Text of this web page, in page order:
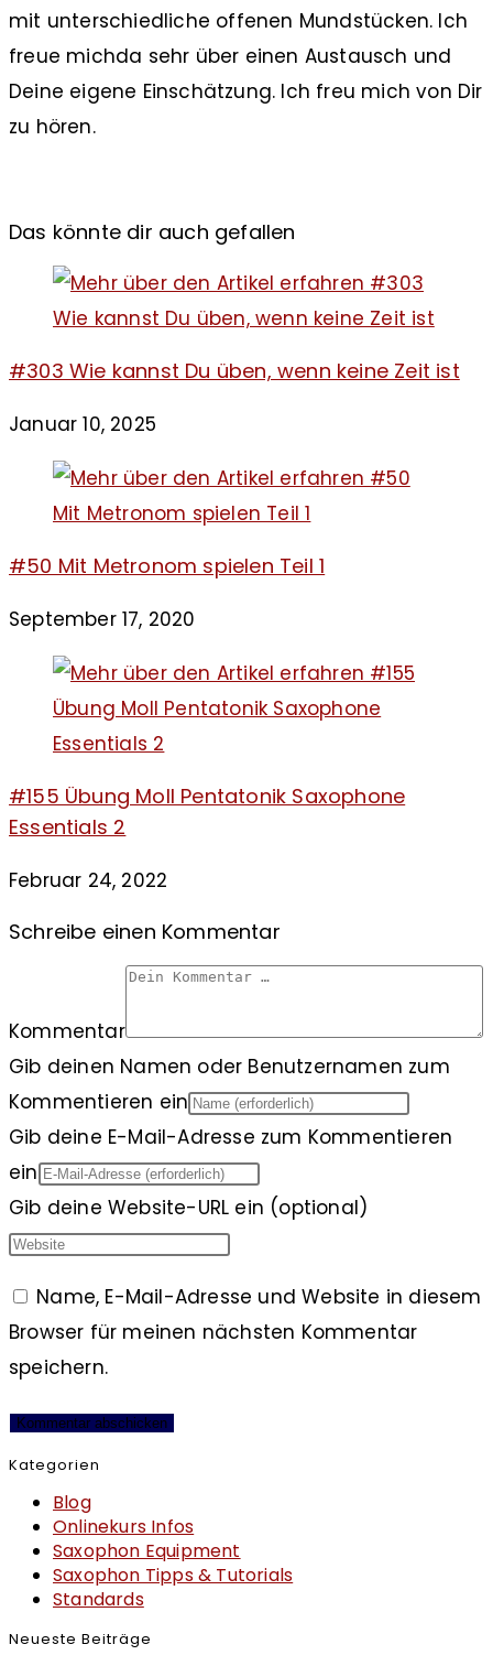
mit unterschiedliche offenen Mundstücken. Ich
freue michda sehr über einen Austausch und
Deine eigene Einschätzung. Ich freu mich von Dir
zu hören.
Das könnte dir auch gefallen
#303 Wie kannst Du üben, wenn keine Zeit ist
Januar 10, 2025
#50 Mit Metronom spielen Teil 1
September 17, 2020
#155 Übung Moll Pentatonik Saxophone
Essentials 2
Februar 24, 2022
Schreibe einen Kommentar
Kommentar
Gib deinen Namen oder Benutzernamen zum
Kommentieren ein
Gib deine E-Mail-Adresse zum Kommentieren
ein
Gib deine Website-URL ein (optional)
Name, E-Mail-Adresse und Website in diesem
Browser für meinen nächsten Kommentar
speichern.
Kategorien
Blog
Onlinekurs Infos
Saxophon Equipment
Saxophon Tipps & Tutorials
Standards
Neueste Beiträge